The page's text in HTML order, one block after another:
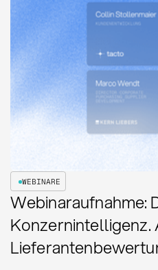
WEBINARE
Webinaraufnahme:
Konzernintelligenz.